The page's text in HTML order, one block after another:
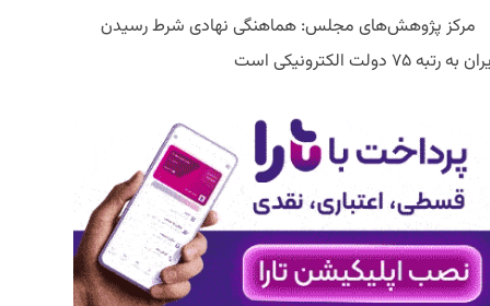
مرکز پژوهش‌های مجلس: هماهنگی نهادی شرط رسیدن
به رتبه ۷۵ دولت الکترونیکی است